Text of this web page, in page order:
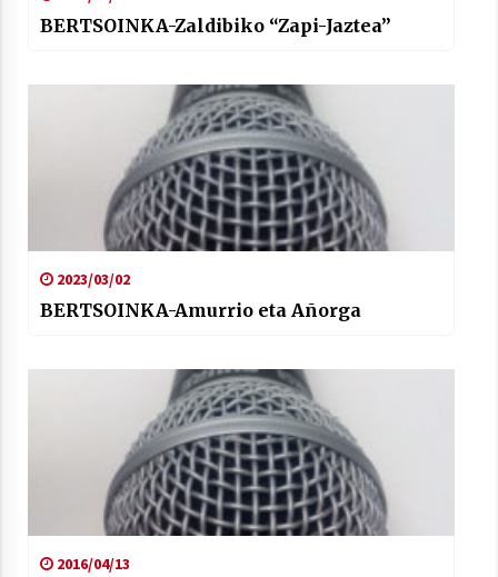
BERTSOINKA-Zaldibiko “Zapi-Jaztea”
2023/03/02
BERTSOINKA-Amurrio eta Añorga
2016/04/13